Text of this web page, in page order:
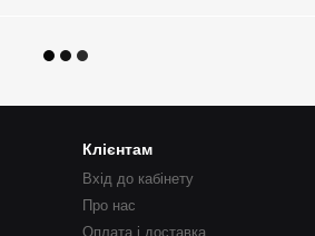
Клієнтам
Вхід до кабінету
Про нас
Оплата і доставка